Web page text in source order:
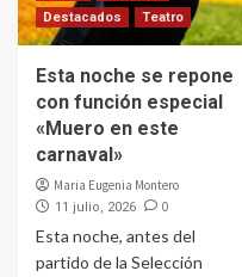
Destacados
Teatro
Esta noche se repone
con función especial
«Muero en este
carnaval»
Maria Eugenia Montero
11 julio, 2026 0
Esta noche, antes del
partido de la Selección